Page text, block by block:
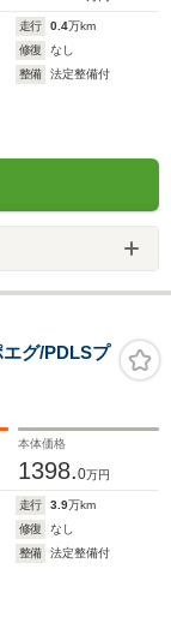
走行 0.4万km
修復
なし
整備
法定整備付
グ/PDLSプ
本体価格
1398.0万円
走行 3.9万km
修復
なし
整備
法定整備付